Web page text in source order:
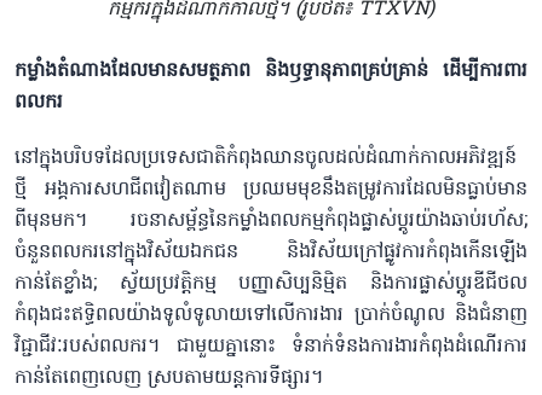
កម្មករក្នុងដំណាក់កាលថ្មី។ (រូបថត៖ TTXVN)
កម្លាំងតំណាងដែលមានសមត្ថភាព និងឫទ្ធានុភាពគ្រប់គ្រាន់ ដើម្បីការពារ
ពលករ
នៅក្នុងបរិបទដែលប្រទេសជាតិកំពុងឈានចូលដល់ដំណាក់កាលអភិវឌ្ឍន៍
ថ្មី អង្គការសហជីពវៀតណាម ប្រឈមមុខនឹងតម្រូវការដែលមិនធ្លាប់មាន
ពីមុនមក។ រចនាសម្ព័ន្ធនៃកម្លាំងពលកម្មកំពុងផ្លាស់ប្តូរយ៉ាងឆាប់រហ័ស;
ចំនួនពលករនៅក្នុងវិស័យឯកជន និងវិស័យក្រៅផ្លូវការកំពុងកើនឡើង
កាន់តែខ្លាំង; ស្វ័យប្រវត្តិកម្ម បញ្ញាសិប្បនិម្មិត និងការផ្លាស់ប្តូរឌីជីថល
កំពុងជះឥទ្ធិពលយ៉ាងទូលំទូលាយទៅលើការងារ ប្រាក់ចំណូល និងជំនាញ
វិជ្ជាជីវៈរបស់ពលករ។ ជាមួយគ្នានោះ ទំនាក់ទំនងការងារកំពុងដំណើរការ
កាន់តែពេញលេញ​ ស្របតាមយន្តការទីផ្សារ។